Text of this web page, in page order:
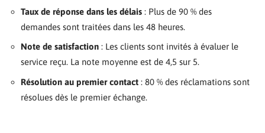
Taux de réponse dans les délais : Plus de 90 % des
demandes sont traitées dans les 48 heures.
Note de satisfaction : Les clients sont invités à évaluer le
service reçu. La note moyenne est de 4,5 sur 5.
Résolution au premier contact : 80 % des réclamations sont
résolues dès le premier échange.